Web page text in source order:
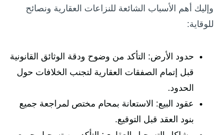
وإليك أهم الأسباب الشائعة للنزاعات العقارية ونصائح
للوقاية:
حدود الأرض: التأكد من وضوح ودقة الوثائق القانونية
قبل إتمام الصفقات العقارية لتجنب الخلافات حول
الحدود.
عقود البيع: الاستعانة بمحام مختص لمراجعة جميع
بنود العقد قبل التوقيع.